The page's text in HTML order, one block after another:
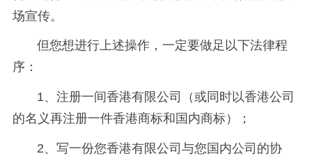
场宣传。
但您想进行上述操作，一定要做足以下法律程
序：
1、注册一间香港有限公司（或同时以香港公司
的名义再注册一件香港商标和国内商标）；
2、写一份您香港有限公司与您国内公司的协